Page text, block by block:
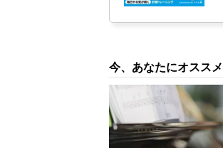
今、あなたにオススメ